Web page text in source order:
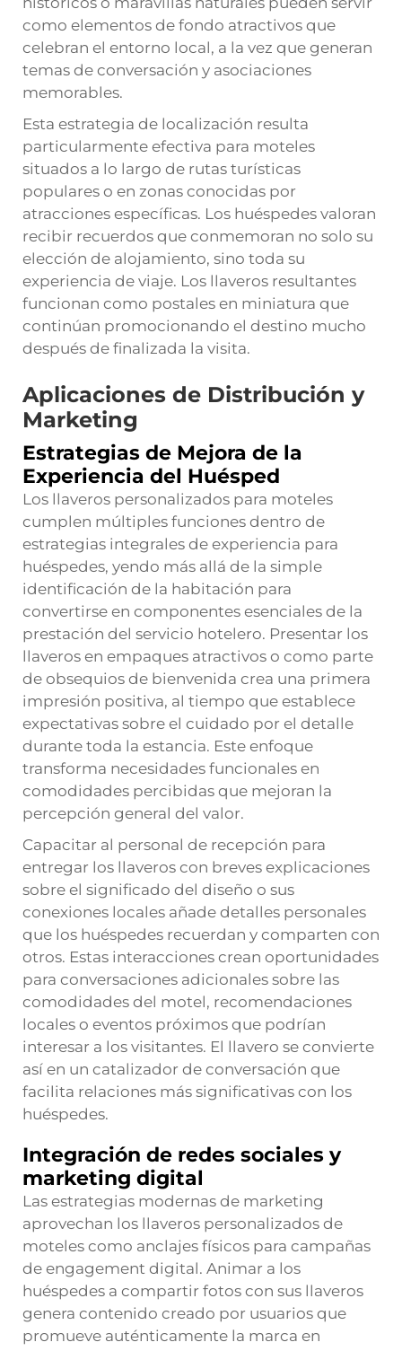
como elementos de fondo atractivos que
celebran el entorno local, a la vez que generan
temas de conversación y asociaciones
memorables.
Esta estrategia de localización resulta
particularmente efectiva para moteles
situados a lo largo de rutas turísticas
populares o en zonas conocidas por
atracciones específicas. Los huéspedes valoran
recibir recuerdos que conmemoran no solo su
elección de alojamiento, sino toda su
experiencia de viaje. Los llaveros resultantes
funcionan como postales en miniatura que
continúan promocionando el destino mucho
después de finalizada la visita.
Aplicaciones de Distribución y
Marketing
Estrategias de Mejora de la
Experiencia del Huésped
Los llaveros personalizados para moteles
cumplen múltiples funciones dentro de
estrategias integrales de experiencia para
huéspedes, yendo más allá de la simple
identificación de la habitación para
convertirse en componentes esenciales de la
prestación del servicio hotelero. Presentar los
llaveros en empaques atractivos o como parte
de obsequios de bienvenida crea una primera
impresión positiva, al tiempo que establece
expectativas sobre el cuidado por el detalle
durante toda la estancia. Este enfoque
transforma necesidades funcionales en
comodidades percibidas que mejoran la
percepción general del valor.
Capacitar al personal de recepción para
entregar los llaveros con breves explicaciones
sobre el significado del diseño o sus
conexiones locales añade detalles personales
que los huéspedes recuerdan y comparten con
otros. Estas interacciones crean oportunidades
para conversaciones adicionales sobre las
comodidades del motel, recomendaciones
locales o eventos próximos que podrían
interesar a los visitantes. El llavero se convierte
así en un catalizador de conversación que
facilita relaciones más significativas con los
huéspedes.
Integración de redes sociales y
marketing digital
Las estrategias modernas de marketing
aprovechan los llaveros personalizados de
moteles como anclajes físicos para campañas
de engagement digital. Animar a los
huéspedes a compartir fotos con sus llaveros
genera contenido creado por usuarios que
promueve auténticamente la marca en